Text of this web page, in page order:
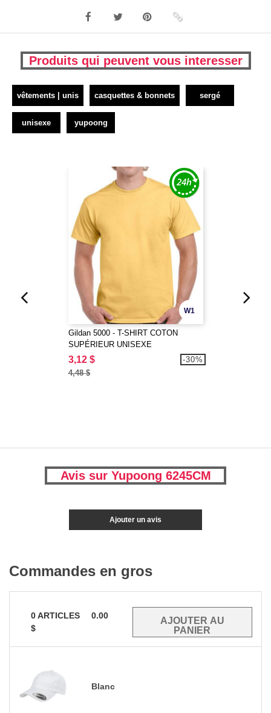
Produits qui peuvent vous interesser
vêtements | unis casquettes & bonnets sergé
unisexe yupoong
W1
Gildan 5000 - T-SHIRT COTON
SUPÉRIEUR UNISEXE
3,12 $
4,48 $
-30%
Avis sur Yupoong 6245CM
Ajouter un avis
Commandes en gros
0ARTICLES
0.00
$
Blanc